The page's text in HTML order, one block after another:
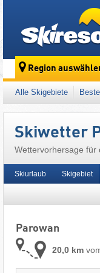
Region
Alle Skigebiete
Skiwetter
Wettervorhersage für
Skiurlaub Skigebiet
Parowan
20,0 km